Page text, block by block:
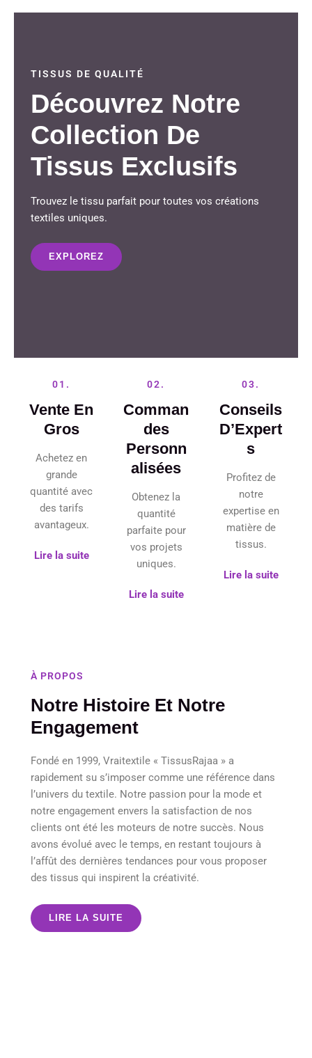
TISSUS DE QUALITÉ
Découvrez Notre
Collection De
Tissus Exclusifs
Trouvez le tissu parfait pour toutes vos créations
textiles uniques.
EXPLOREZ
01.
Vente En
Gros
Achetez en
grande
quantité avec
des tarifs
avantageux.
Lire la suite
02.
Comman
Des
Personn
Alisées
Obtenez la
quantité
parfaite pour
vos projets
uniques.
Lire la suite
03.
Conseils
D’Expert
S
Profitez de
notre
expertise en
matière de
tissus.
Lire la suite
À PROPOS
Notre Histoire Et Notre
Engagement
Fondé en 1999, Vraitextile « TissusRajaa » a
rapidement su s’imposer comme une référence dans
l’univers du textile. Notre passion pour la mode et
notre engagement envers la satisfaction de nos
clients ont été les moteurs de notre succès. Nous
avons évolué avec le temps, en restant toujours à
l’affût des dernières tendances pour vous proposer
des tissus qui inspirent la créativité.
LIRE LA SUITE